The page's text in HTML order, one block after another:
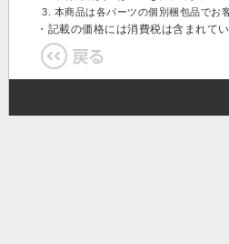
3. 本商品は各パーツの個別梱包品でお
・記載の価格には消費税は含まれて